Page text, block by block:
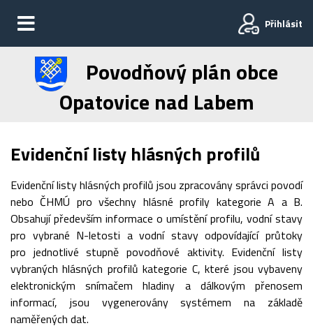
Přihlásit
Povodňový plán obce
Opatovice nad Labem
Evidenční listy hlásných profilů
Evidenční listy hlásných profilů jsou zpracovány správci povodí
nebo ČHMÚ pro všechny hlásné profily kategorie A a B.
Obsahují především informace o umístění profilu, vodní stavy
pro vybrané N-letosti a vodní stavy odpovídající průtoky
pro jednotlivé stupně povodňové aktivity. Evidenční listy
vybraných hlásných profilů kategorie C, které jsou vybaveny
elektronickým snímačem hladiny a dálkovým přenosem
informací, jsou vygenerovány systémem na základě
naměřených dat.